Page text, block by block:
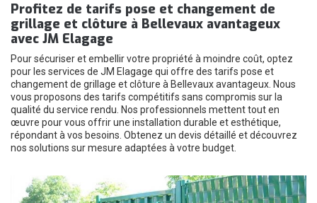
Profitez de tarifs pose et changement de
grillage et clôture à Bellevaux avantageux
avec JM Elagage
Pour sécuriser et embellir votre propriété à moindre coût, optez
pour les services de JM Elagage qui offre des tarifs pose et
changement de grillage et clôture à Bellevaux avantageux. Nous
vous proposons des tarifs compétitifs sans compromis sur la
qualité du service rendu. Nos professionnels mettent tout en
œuvre pour vous offrir une installation durable et esthétique,
répondant à vos besoins. Obtenez un devis détaillé et découvrez
nos solutions sur mesure adaptées à votre budget.